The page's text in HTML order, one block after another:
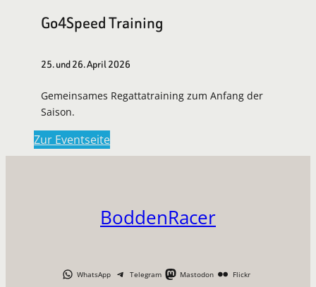
Go4Speed Training
25. und 26. April 2026
Gemeinsames Regattatraining zum Anfang der
Saison.
Zur Eventseite
BoddenRacer
WhatsApp Telegram Mastodon Flickr